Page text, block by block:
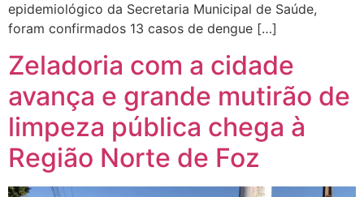
epidemiológico da Secretaria Municipal de Saúde,
foram confirmados 13 casos de dengue […]
Zeladoria com a cidade
avança e grande mutirão de
limpeza pública chega à
Região Norte de Foz